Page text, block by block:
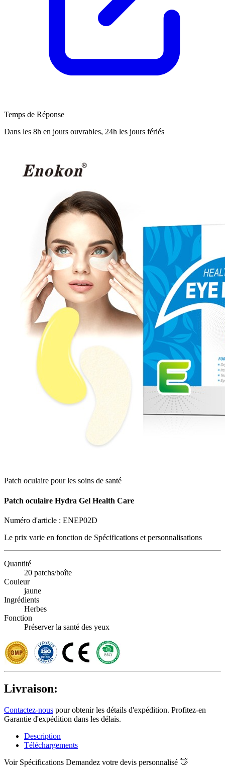
Temps de Réponse
Dans les 8h en jours ouvrables, 24h les jours fériés
Patch oculaire pour les soins de santé
Patch oculaire Hydra Gel Health Care
Numéro d'article : ENEP02D
Le prix varie en fonction de Spécifications et personnalisations
Quantité
20 patchs/boîte
Couleur
jaune
Ingrédients
Herbes
Fonction
Préserver la santé des yeux
Livraison:
Contactez-nous pour obtenir les détails d'expédition. Profitez-en
Garantie d'expédition dans les délais.
Description
Téléchargements
Voir Spécifications Demandez votre devis personnalisé 👋